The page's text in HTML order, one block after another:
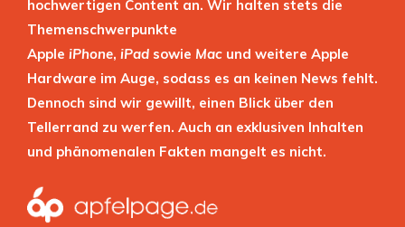
hochwertigen Content an. Wir halten stets die
Themenschwerpunkte
Apple iPhone, iPad sowie Mac und weitere Apple
Hardware im Auge, sodass es an keinen News fehlt.
Dennoch sind wir gewillt, einen Blick über den
Tellerrand zu werfen. Auch an exklusiven Inhalten
und phänomenalen Fakten mangelt es nicht.